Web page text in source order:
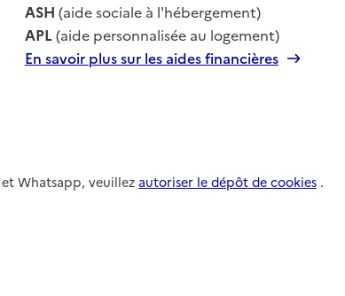
ASH (aide sociale à l'hébergement)
APL(aide personnalisée au logement)
En savoir plus sur les aides financières
Whatsapp, veuillez autoriser le dépôt de cookies .